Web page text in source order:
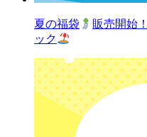
夏の福袋
販売開始
ック